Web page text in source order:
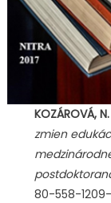
KOZÁROVÁ,
zmien
80-558-